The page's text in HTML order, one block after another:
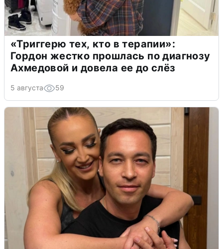
«Триггерю тех, кто в терапии»:
Гордон жестко прошлась по диагнозу
Ахмедовой и довела ее до слёз
5 августа 59